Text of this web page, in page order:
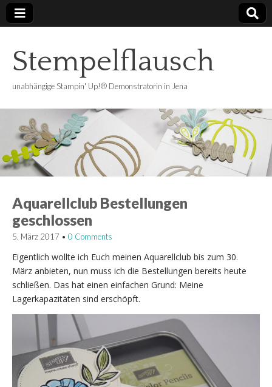
Stempelflausch
unabhängige Stampin' Up!® Demonstratorin in Jena
Aquarellclub Bestellungen
geschlossen
5. März 2017 • 0 Comments
Eigentlich wollte ich Euch meinen Aquarellclub bis zum 30.
März anbieten, nun muss ich die Bestellungen bereits heute
schließen. Das hat einen einfachen Grund: Meine
Lagerkapazitäten sind erschöpft.